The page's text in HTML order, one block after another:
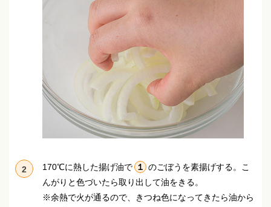
2 170℃に熱した揚げ油で １ のごぼうを素揚げする。
こ
んがりと色づいたら取り出して油をきる。
※余熱で火が通るので、きつね色になってきたら油から